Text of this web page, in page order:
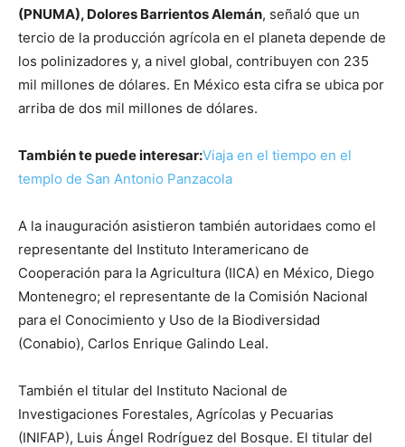
(PNUMA), Dolores Barrientos Alemán, señaló que un
tercio de la producción agrícola en el planeta depende de
los polinizadores y, a nivel global, contribuyen con 235
mil millones de dólares. En México esta cifra se ubica por
arriba de dos mil millones de dólares.
También te puede interesar:Viaja en el tiempo en el
templo de San Antonio Panzacola
A la inauguración asistieron también autoridaes como el
representante del Instituto Interamericano de
Cooperación para la Agricultura (IICA) en México, Diego
Montenegro; el representante de la Comisión Nacional
para el Conocimiento y Uso de la Biodiversidad
(Conabio), Carlos Enrique Galindo Leal.
También el titular del Instituto Nacional de
Investigaciones Forestales, Agrícolas y Pecuarias
(INIFAP), Luis Ángel Rodríguez del Bosque. El titular del